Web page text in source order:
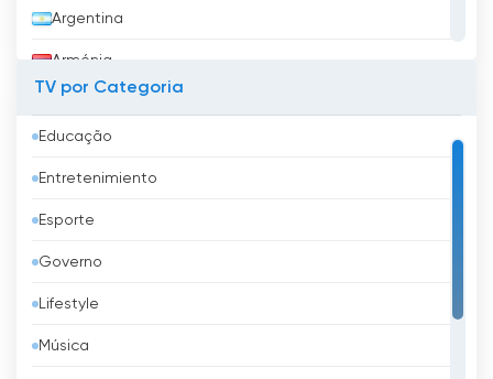
Argentina
Arménia
Austrália
Áustria
Azerbaijão
Bangladesh
Barbados
Barém
TV por Categoria
Educação
Entretenimiento
Esporte
Governo
Lifestyle
Música